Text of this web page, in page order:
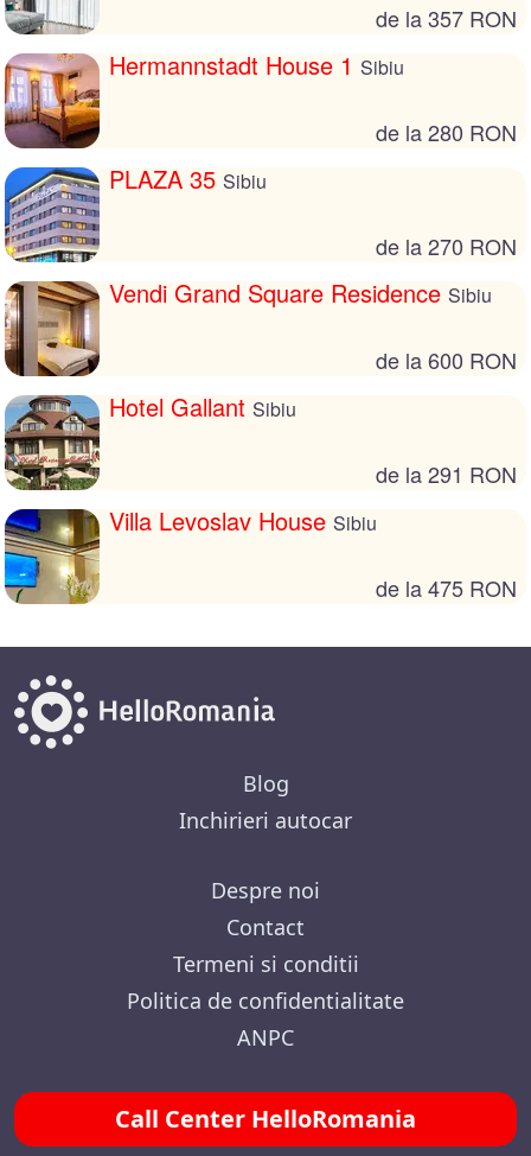
de la 357 RON
Hermannstadt House 1 Sibiu
de la 280 RON
PLAZA 35 Sibiu
de la 270 RON
Vendi Grand Square Residence Sibiu
de la 600 RON
Hotel Gallant Sibiu
de la 291 RON
Villa Levoslav House Sibiu
de la 475 RON
Blog
Inchirieri autocar
Despre noi
Contact
Termeni si conditii
Politica de confidentialitate
ANPC
Call Center HelloRomania